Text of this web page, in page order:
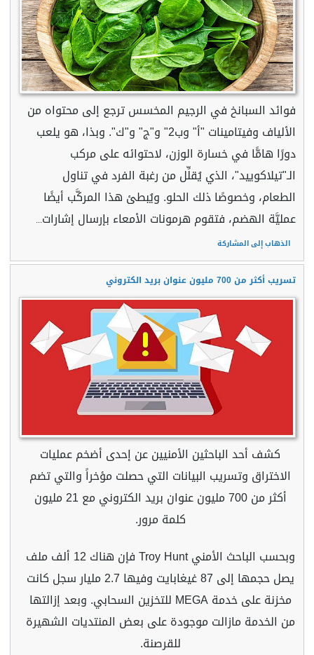
فوائد السبانخ في الرجيم المخسس ترجع إلى محتواه من
الألياف وفيتامينات "أ" وب2" و"ج" و"ك". وبذا، هو يلعب
دورًا هامًّا في خسارة الوزن، لاحتوائه على مركب
الـ"تيلاكوييد"، الذي يُقلِّل من رغبة الفرد في تناول
الطعام، وخصوصًا ذلك الحلو. ويُبطئ هذا المركَّب أيضًا
عمليَّة الهضم، فتقوم هرمونات الأمعاء بإرسال إشارات...
الذهاب إلى المشاركة
تسريب أكثر من 700 مليون عنوان بريد الكتروني
كشف أحد الباحثين الأمنيين عن إحدى أضخم عمليات
الاختراق وتسريب البيانات التي حصلت مؤخراً والتي تضم
أكثر من 700 مليون عنوان بريد الكتروني مع 21 مليون
كلمة مرور.
وبحسب الباحث الأمني Troy Hunt فإن هناك 12 ألف ملف
يصل حجمها إلى 87 غيغابايت وفيها 2.7 مليار سجل كانت
مخزنة على خدمة MEGA للتخزين السحابي. وبعد إزالتها
من الخدمة مازالت موجودة على بعض المنتديات الشهيرة
للقرصنة.